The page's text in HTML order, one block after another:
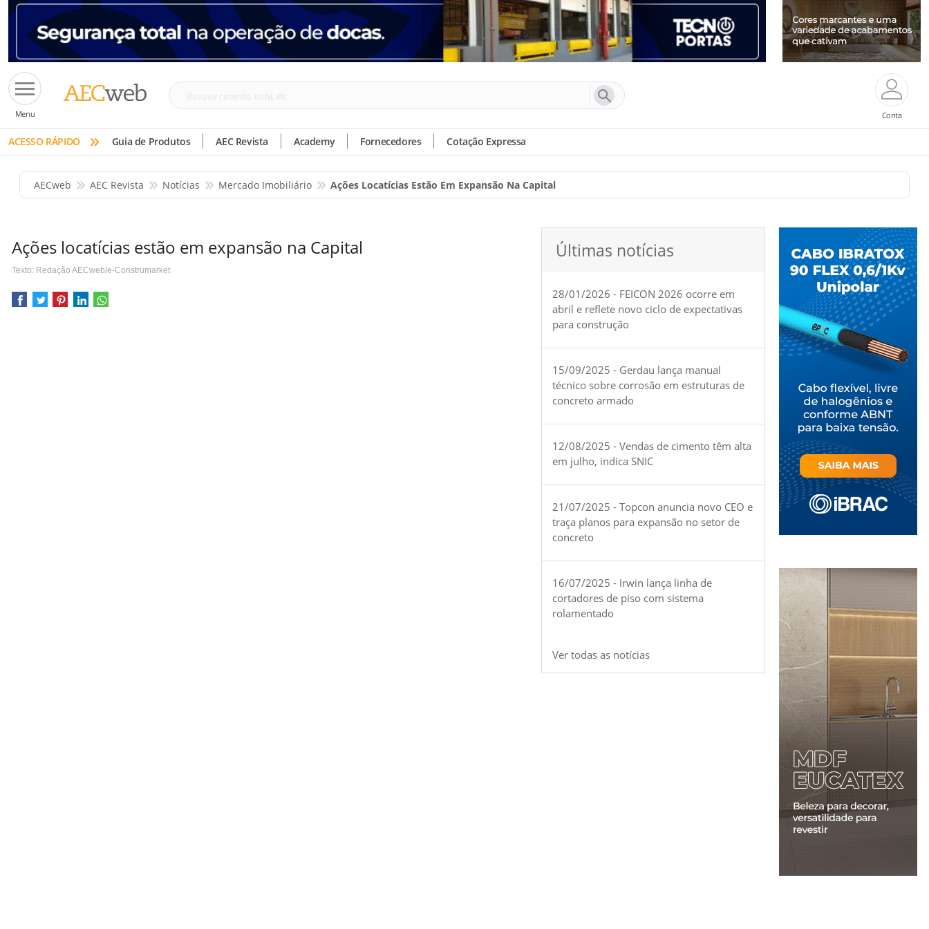
Menu
Busque
tinta,
etc
Conta
ACESSO RÁPIDO » Guia de Produtos AEC Revista Academy Fornecedores Cotação Expressa
AECweb AEC Revista Notícias Mercado Imobiliário Ações Locatícias Estão Em Expansão Na Capital
Ações locatícias estão em expansão na Capital
Texto: Redação AECweb/e-Construmarket
Últimas notícias
28/01/2026 - FEICON 2026 ocorre em
abril e reflete novo ciclo de expectativas
para construção
15/09/2025 - Gerdau lança manual
técnico sobre corrosão em estruturas de
concreto armado
12/08/2025 - Vendas de cimento têm alta
em julho, indica SNIC
21/07/2025 - Topcon anuncia novo CEO e
traça planos para expansão no setor de
concreto
16/07/2025 - Irwin lança linha de
cortadores de piso com sistema
rolamentado
Ver todas as notícias